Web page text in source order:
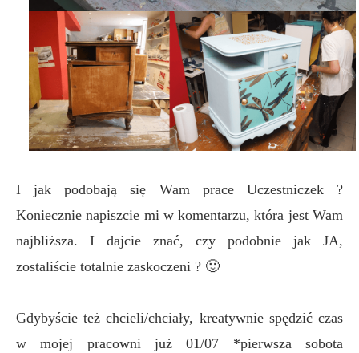
I jak podobają się Wam prace Uczestniczek ?
Koniecznie napiszcie mi w komentarzu, która jest Wam
najbliższa. I dajcie znać, czy podobnie jak JA,
zostaliście totalnie zaskoczeni ? 🙂
Gdybyście też chcieli/chciały, kreatywnie spędzić czas
w mojej pracowni już 01/07 *pierwsza sobota